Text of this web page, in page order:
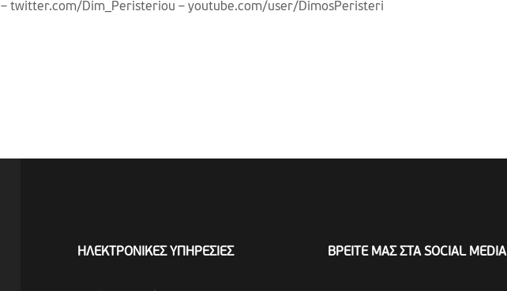
– twitter.com/Dim_Peristeriou – youtube.com/user/DimosPeristeri
ΗΛΕΚΤΡΟΝΙΚΕΣ ΥΠΗΡΕΣΙΕΣ ΒΡΕΙΤΕ ΜΑΣ ΣΤΑ SOCIAL MEDIA